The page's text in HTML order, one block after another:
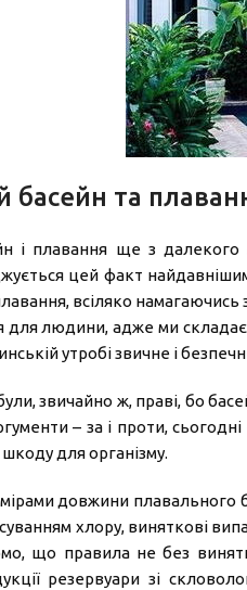
басейн та
і плавання ще з
цей факт
всіляко
для людини, адже ми
утробі звичне і
звичайно ж, праві, бо
– за і проти,
для організму.
довжини плавального
хлору, виняткові
що правила не без
резервуари зі